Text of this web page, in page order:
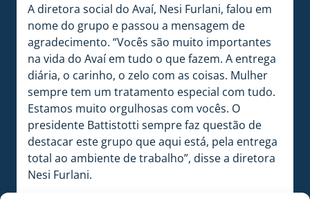
A diretora social do Avaí, Nesi Furlani, falou em
nome do grupo e passou a mensagem de
agradecimento. “Vocês são muito importantes
na vida do Avaí em tudo o que fazem. A entrega
diária, o carinho, o zelo com as coisas. Mulher
sempre tem um tratamento especial com tudo.
Estamos muito orgulhosas com vocês. O
presidente Battistotti sempre faz questão de
destacar este grupo que aqui está, pela entrega
total ao ambiente de trabalho”, disse a diretora
Nesi Furlani.